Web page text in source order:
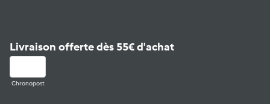
Livraison offerte dès 55€ d'achat
Chronopost